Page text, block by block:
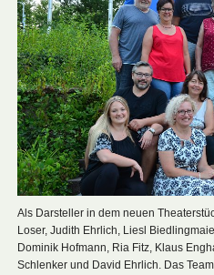
Als Darsteller in dem neuen
Loser, Judith Ehrlich, Liesl
Dominik Hofmann, Ria Fitz, Klaus
Schlenker und David Ehrlich. Das